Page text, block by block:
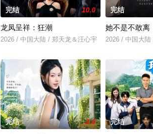
完结 10.0
龙凤呈祥：狂潮
2026 / 中国大陆 / 郑天龙＆汪心宇
完结
她不是不敢离
2026 / 中国大
完结 2.0 完结